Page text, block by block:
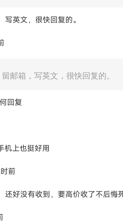
写英文，很快回复的。
邮箱，写英文，很快回复的。
回复
机上也挺好用
前
还好没有收到，要高价收了不后悔